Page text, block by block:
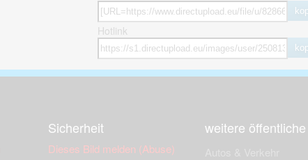
Hotlink
Sicherheit
Dieses Bild melden (Abuse)
weitere